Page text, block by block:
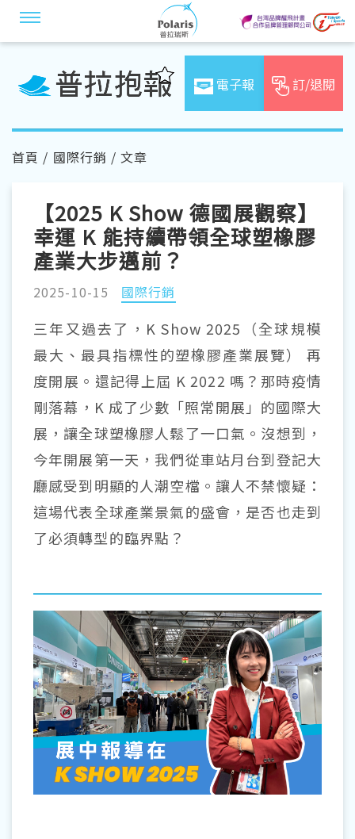
電子報 訂/退閱
首頁 / 國際行銷 / 文章
【2025 K Show 德國展觀察】
幸運 K 能持續帶領全球塑橡膠
產業大步邁前？
2025-10-15 國際行銷
三年又過去了，K Show 2025（全球規模
最大、最具指標性的塑橡膠產業展覽） 再
度開展。還記得上屆 K 2022 嗎？那時疫情
剛落幕，K 成了少數「照常開展」的國際大
展，讓全球塑橡膠人鬆了一口氣。沒想到，
今年開展第一天，我們從車站月台到登記大
廳感受到明顯的人潮空檔。讓人不禁懷疑：
這場代表全球產業景氣的盛會，是否也走到
了必須轉型的臨界點？